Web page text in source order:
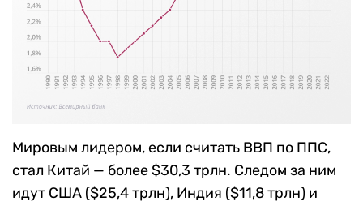
Мировым лидером, если считать ВВП по ППС,
стал Китай — более $30,3 трлн. Следом за ним
идут США ($25,4 трлн), Индия ($11,8 трлн) и